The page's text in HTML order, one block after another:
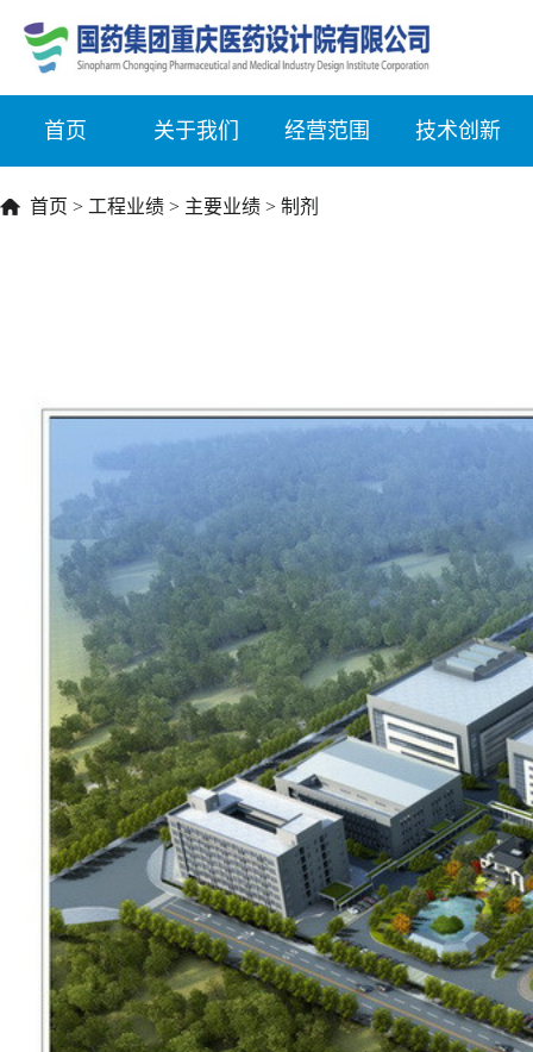
首页 关于我们 经营范围 技术创新
首页 > 工程业绩 > 主要业绩 > 制剂